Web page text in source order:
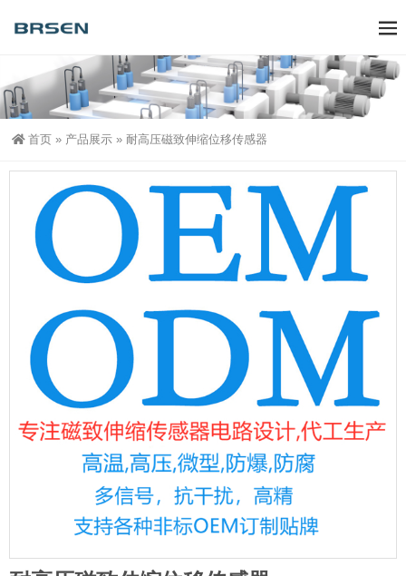
首页 » 产品展示 » 耐高压磁致伸缩位移传感器